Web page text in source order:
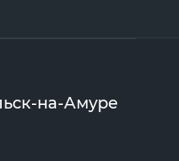
на-Амуре